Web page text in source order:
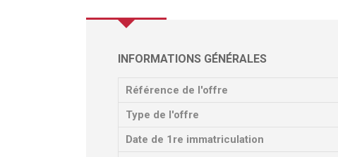
INFORMATIONS GÉNÉRALES
Référence de l'offre
Type de l'offre
Date de 1re immatriculation